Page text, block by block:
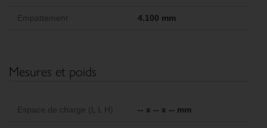
Empattement 4.100 mm
Mesures et poids
Espace de charge (L L H) -- x -- x -- mm